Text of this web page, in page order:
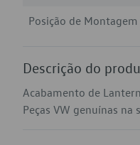
Posição de Montagem
Descrição do
Acabamento de
Peças VW genuínas